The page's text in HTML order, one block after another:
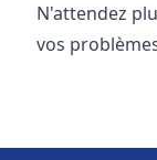
N'attendez
vos